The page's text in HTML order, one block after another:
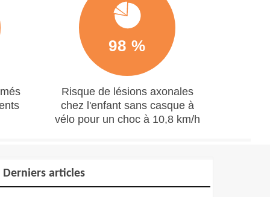
98 %
Risque de lésions axonales
chez l'enfant sans casque à
vélo pour un choc à 10,8 km/h
Derniers articles